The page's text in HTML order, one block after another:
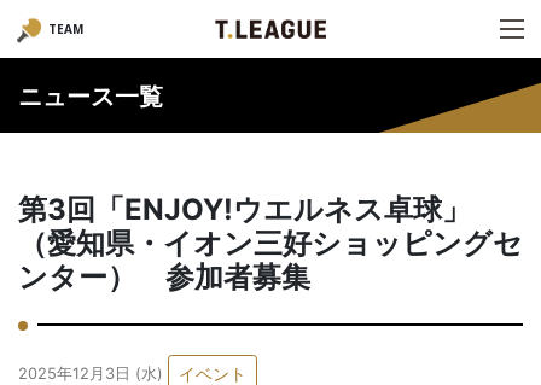
TEAM
ニュース一覧
第3回「ENJOY!ウエルネス卓球」
（愛知県・イオン三好ショッピングセ
ンター） 参加者募集
2025年12月3日 (水) イベント